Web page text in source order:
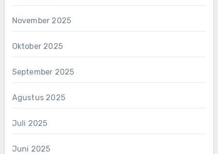
November 2025
Oktober 2025
September 2025
Agustus 2025
Juli 2025
Juni 2025